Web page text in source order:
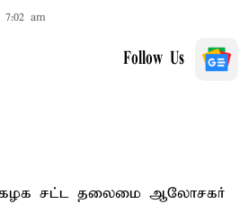
7:02 am
Follow Us
கழக சட்ட தலைமை ஆலோசகர்